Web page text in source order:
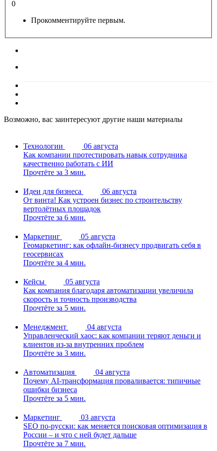
0
Прокомментируйте первым.
Возможно, вас заинтересуют другие наши материалы
Технологии
06 августа
Как компании протестировать навык сотрудника
качественно работать с ИИ
Прочтёте за 3 мин.
Идеи для бизнеса
06 августа
От винта! Как устроен бизнес по строительству
вертолётных площадок
Прочтёте за 6 мин.
Маркетинг
05 августа
Геомаркетинг: как офлайн-бизнесу продвигать себя в
геосервисах
Прочтёте за 4 мин.
Кейсы
05 августа
Как компания благодаря автоматизации увеличила
скорость и точность производства
Прочтёте за 5 мин.
Менеджмент
04 августа
Управленческий хаос: как компании теряют деньги и
клиентов из-за внутренних проблем
Прочтёте за 3 мин.
Автоматизация
04 августа
Почему AI-трансформация проваливается: типичные
ошибки бизнеса
Прочтёте за 5 мин.
Маркетинг
03 августа
SEO по-русски: как меняется поисковая оптимизация в
России – и что с ней будет дальше
Прочтёте за 7 мин.